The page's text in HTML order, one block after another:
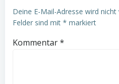
Deine E-Mail-Adresse wird
Felder sind mit * markiert
Kommentar*